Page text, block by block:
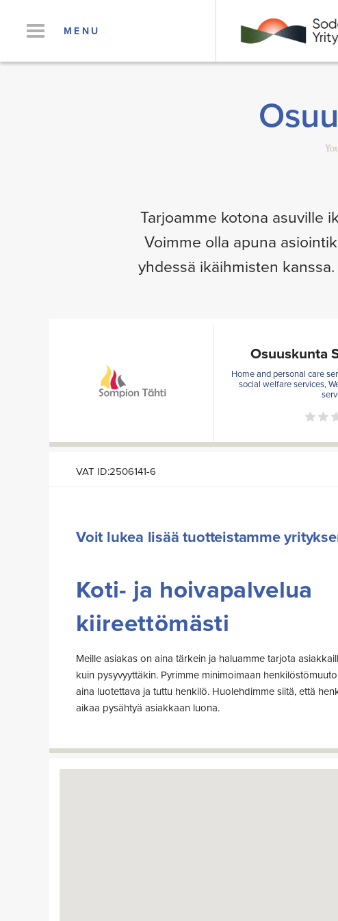
MENU
Tarjoamme kotona asuville
Voimme olla apuna
yhdessä ikäihmisten
Osuuskunta
Home and personal care
social welfare services,
VAT ID:2506141-6
Voit lukea lisää tuotteistamme
Koti- ja hoivapalvelua
kiireettömästi
Meille asiakas on aina tärkein ja haluamme tarjota
kuin pysyvyyttäkin. Pyrimme minimoimaan
aina luotettava ja tuttu henkilö. Huolehdimme siitä, että
aikaa pysähtyä asiakkaan luona.